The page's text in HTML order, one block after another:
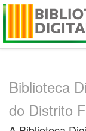
Skip
Biblioteca
do Distrito